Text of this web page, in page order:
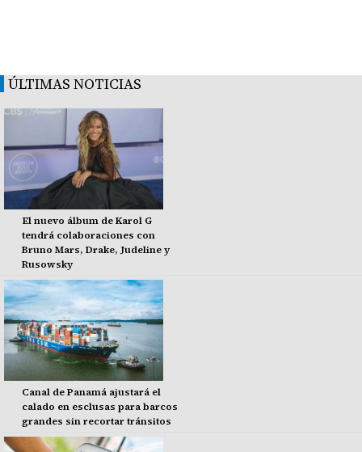
ÚLTIMAS NOTICIAS
El nuevo álbum de Karol G
tendrá colaboraciones con
Bruno Mars, Drake, Judeline y
Rusowsky
Canal de Panamá ajustará el
calado en esclusas para barcos
grandes sin recortar tránsitos